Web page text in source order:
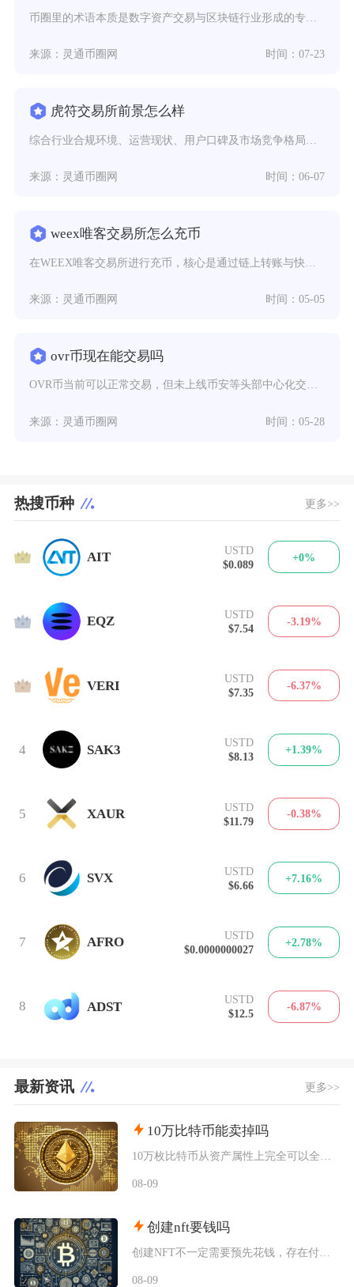
来源：灵通币圈网 时间：07-23
虎符交易所前景怎么样
来源：灵通币圈网 时间：06-07
weex唯客交易所怎么充币
来源：灵通币圈网 时间：05-05
ovr币现在能交易吗
OVR币当前可以正常交易，但未上线币安等头部中心化交易所，主要集中在中小型CEX与去中心化
来源：灵通币圈网 时间：05-28
热搜币种 更多>>
1 AIT
USTD
$0.089
+0%
2 EQZ
USTD
$7.54
-3.19%
3 VERI
USTD
$7.35
-6.37%
4 SAK3
USTD
$8.13
+1.39%
5 XAUR
USTD
$11.79
-0.38%
6 SVX
USTD
$6.66
+7.16%
7 AFRO
USTD
$0.0000000027
+2.78%
8 ADST
USTD
$12.5
-6.87%
最新资讯 更多>>
10万比特币能卖掉吗
10万枚比特币从资产属性上完全可以全部卖出，但无法在公开现货市场一次性市价成交，想要足额变
08-09
创建nft要钱吗
08-09